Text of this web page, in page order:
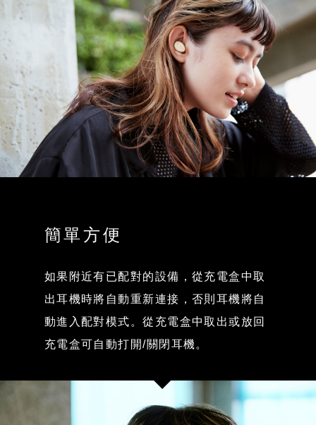
簡單方便
如果附近有已配對的設備，從充電盒中取
出耳機時將自動重新連接，否則耳機將自
動進入配對模式。從充電盒中取出或放回
充電盒可自動打開/關閉耳機。